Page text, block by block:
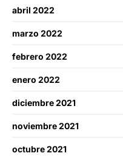
abril 2022
marzo 2022
febrero 2022
enero 2022
diciembre 2021
noviembre 2021
octubre 2021